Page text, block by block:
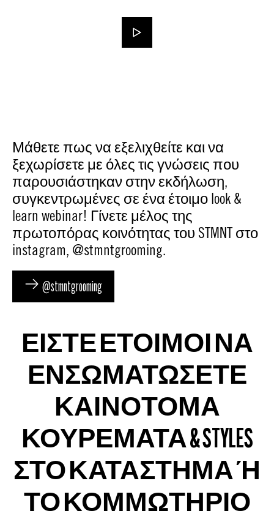
Μάθετε πως να εξελιχθείτε και να
ξεχωρίσετε με όλες τις γνώσεις που
παρουσιάστηκαν στην εκδήλωση,
συγκεντρωμένες σε ένα έτοιμο look &
learn webinar! Γίνετε μέλος της
πρωτοπόρας κοινότητας του STMNT στο
instagram, @stmntgrooming.
@stmntgrooming
ΕΙΣΤΕ ΕΤΟΙΜΟΙ ΝΑ
ΕΝΣΩΜΑΤΩΣΕΤΕ
ΚΑΙΝΟΤΟΜΑ
ΚΟΥΡΕΜΑΤΑ & STYLES
ΣΤΟ ΚΑΤΑΣΤΗΜΑ Ή
ΤΟ ΚΟΜΜΩΤΗΡΙΟ